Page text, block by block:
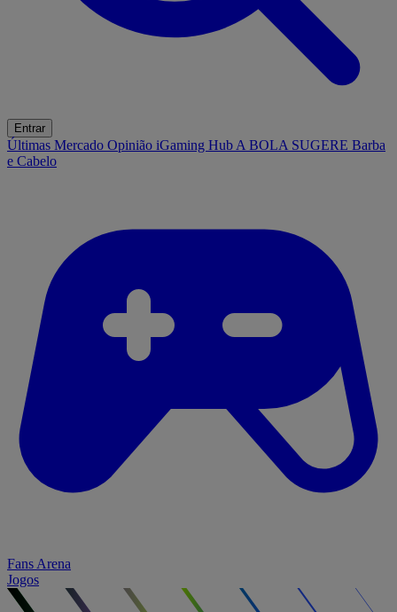
Entrar
Últimas Mercado Opinião iGaming Hub A BOLA SUGERE Barba
e Cabelo
Fans Arena
Jogos